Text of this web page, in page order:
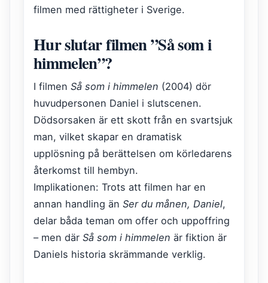
filmen med rättigheter i Sverige.
Hur slutar filmen ”Så som i
himmelen”?
I filmen Så som i himmelen (2004) dör
huvudpersonen Daniel i slutscenen.
Dödsorsaken är ett skott från en svartsjuk
man, vilket skapar en dramatisk
upplösning på berättelsen om körledarens
återkomst till hembyn.
Implikationen: Trots att filmen har en
annan handling än Ser du månen, Daniel,
delar båda teman om offer och uppoffring
– men där Så som i himmelen är fiktion är
Daniels historia skrämmande verklig.